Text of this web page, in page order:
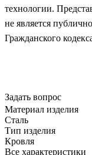
технологии.
не является
Гражданского
Задать вопрос
Материал изделия
Сталь
Тип изделия
Кровля
Все характеристики